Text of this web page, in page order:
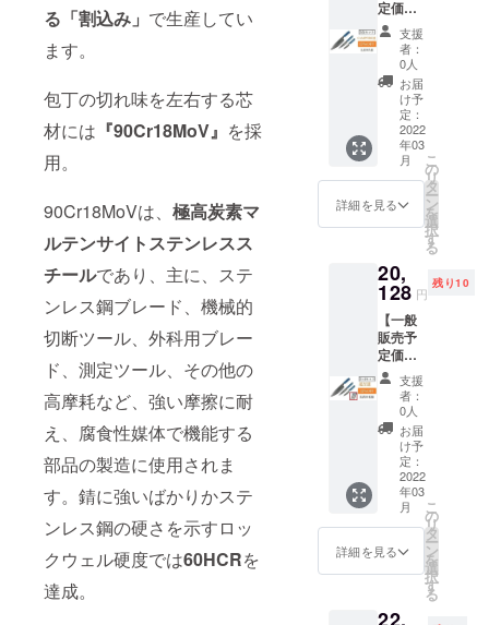
る「割込み」 で生産してい
ます。
包丁の切れ味を左右する芯
材には 『90Cr18MoV』 を採
用。
90Cr18MoVは、 極高炭素マ
ルテンサイトステンレスス
チールであり、主に、ステ
ンレス鋼ブレード、機械的
切断ツール、外科用ブレー
ド、測定ツール、その他の
高摩耗など、強い摩擦に耐
え、腐食性媒体で機能する
部品の製造に使用されま
す。錆に強いばかりかステ
ンレス鋼の硬さを示すロッ
クウェル硬度では60HCRを
達成。
18歳未
満の方
は本プ
ロジェ
クトを
支援す
ること
はでき
ませ
ん。 ※
況によ
り出荷
遅れる
場合、
早急に
ご連絡
いたし
ます。
【注意
事項​】
正当な
理由な
く刃物
を携帯
する行
為は、
銃砲刀
締法第
22条及
条第2号
により
禁止さ
れてい
ます。
また、
18歳未
満の方
は本プ
ロジェ
クトを
支援す
ること
はでき
ませ
製造状
況によ
時期が
が、 中
国の春
節(大型
連休)に
かかる
恐れが
あるた
め製
造、発
送が一
トップ
する恐
す。 そ
の場合
は【活
動報
告】に
て直ぐ
にお知
らせ致
しま
す。
【注意
事項​】
正当な
理由な
する行
為は、
す。 ・
配送に
おける
リスク
プロ
ジェク
ト終了
後に出
来るだ
け速や
かに配
送手配
が、 中
国の春
節(大型
連休)に
かかる
恐れが
あるた
め製
造、発
送が一
時ス
トップ
する恐
れがあ
りま
の場合
は【活
フ ・配
送時期
プロ
ジェク
ト終了
後に中
国の製
造メー
カーに
発注を
出し
て、揃
受け取
り後に
に福岡
の物流
会社か
ら順次
出荷を
開始 い
たしま
す。 ・
配送に
おける
リスク
プロ
ジェク
ト終了
かに配
定価格
15,800
円の
15%OF
F】→
13,430
（税・
送料
込）
【内
容】 ■
シェフ
ティリ
ティナ
イフ ■
パリン
グナイ
フ ・配
送時期
プロ
ジェク
ト終了
後に中
国の製
造メー
カーに
発注を
出し
て、揃
受け取
支援
者：
0人
お届
け予
定：
2022
年03
月
詳細を見る
こ
の
リ
タ
ー
ン
を
選
択
す
る
20,
128 円
残り10
【一般
販売予
定価格
29,600
円の
32%OF
F】→
20,128
（税・
送料
込）
【内
容】 ■
シェフ
ティリ
支援
者：
0人
お届
け予
定：
2022
年03
月
詳細を見る
こ
の
リ
タ
ー
ン
を
選
択
す
る